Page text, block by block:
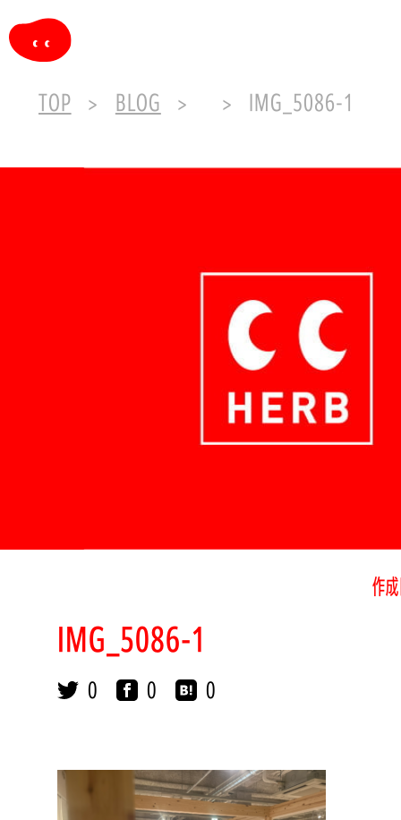
TOP BLOG IMG_5086-1
作
IMG_5086-1
0 0 0